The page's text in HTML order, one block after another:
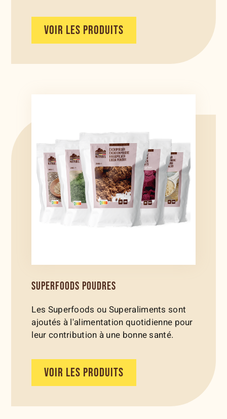
VOIR LES PRODUITS
SUPERFOODS POUDRES
Les Superfoods ou Superaliments sont
ajoutés à l'alimentation quotidienne pour
leur contribution à une bonne santé.
VOIR LES PRODUITS